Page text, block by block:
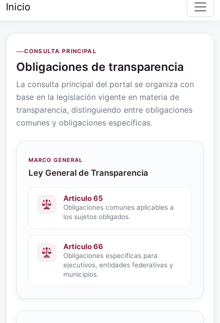
Inicio
CONSULTA PRINCIPAL
Obligaciones de transparencia
La consulta principal del portal se organiza con
base en la legislación vigente en materia de
transparencia, distinguiendo entre obligaciones
comunes y obligaciones específicas.
MARCO GENERAL
Ley General de Transparencia
Artículo 65
Obligaciones comunes aplicables a
los sujetos obligados.
Artículo 66
Obligaciones específicas para
ejecutivos, entidades federativas y
municipios.